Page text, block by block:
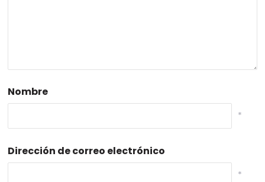
Nombre
*
Dirección de correo electrónico
*